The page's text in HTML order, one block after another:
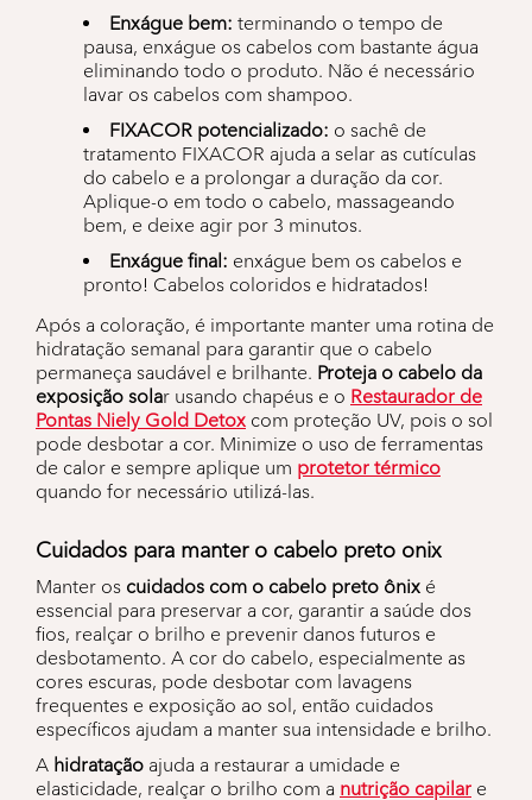
Enxágue bem: terminando o tempo de
pausa, enxágue os cabelos com bastante água
eliminando todo o produto. Não é necessário
lavar os cabelos com shampoo.
FIXACOR potencializado: o sachê de
tratamento FIXACOR ajuda a selar as cutículas
do cabelo e a prolongar a duração da cor.
Aplique-o em todo o cabelo, massageando
bem, e deixe agir por 3 minutos.
Enxágue final: enxágue bem os cabelos e
pronto! Cabelos coloridos e hidratados!
Após a coloração, é importante manter uma rotina de
hidratação semanal para garantir que o cabelo
permaneça saudável e brilhante. Proteja o cabelo da
exposição solar usando chapéus e o Restaurador de
Pontas Niely Gold Detox com proteção UV, pois o sol
pode desbotar a cor. Minimize o uso de ferramentas
de calor e sempre aplique um protetor térmico
quando for necessário utilizá-las.
Cuidados para manter o cabelo preto onix
Manter os cuidados com o cabelo preto ônix é
essencial para preservar a cor, garantir a saúde dos
fios, realçar o brilho e prevenir danos futuros e
desbotamento. A cor do cabelo, especialmente as
cores escuras, pode desbotar com lavagens
frequentes e exposição ao sol, então cuidados
específicos ajudam a manter sua intensidade e brilho.
A hidratação ajuda a restaurar a umidade e
elasticidade, realçar o brilho com a nutrição capilar e